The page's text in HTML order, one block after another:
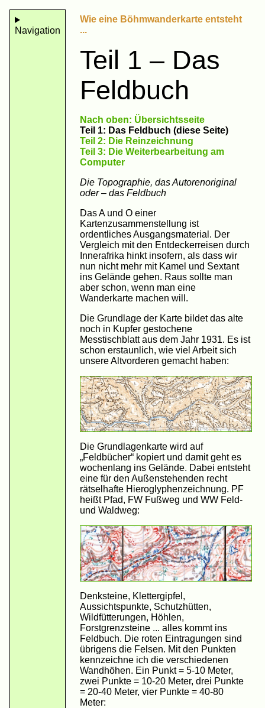
Navigation
Wie eine Böhmwanderkarte entsteht
...
Teil 1 – Das
Feldbuch
Nach oben: Übersichtsseite
Teil 1: Das Feldbuch (diese Seite)
Teil 2: Die Reinzeichnung
Teil 3: Die Weiterbearbeitung am
Computer
Die Topographie, das Autorenoriginal
oder – das Feldbuch
Das A und O einer
Kartenzusammenstellung ist
ordentliches Ausgangsmaterial. Der
Vergleich mit den Entdeckerreisen durch
Innerafrika hinkt insofern, als dass wir
nun nicht mehr mit Kamel und Sextant
ins Gelände gehen. Raus sollte man
aber schon, wenn man eine
Wanderkarte machen will.
Die Grundlage der Karte bildet das alte
noch in Kupfer gestochene
Messtischblatt aus dem Jahr 1931. Es ist
schon erstaunlich, wie viel Arbeit sich
unsere Altvorderen gemacht haben:
Die Grundlagenkarte wird auf
„Feldbücher“ kopiert und damit geht es
wochenlang ins Gelände. Dabei entsteht
eine für den Außenstehenden recht
rätselhafte Hieroglyphenzeichnung. PF
heißt Pfad, FW Fußweg und WW Feld-
und Waldweg:
Denksteine, Klettergipfel,
Aussichtspunkte, Schutzhütten,
Wildfütterungen, Höhlen,
Forstgrenzsteine ... alles kommt ins
Feldbuch. Die roten Eintragungen sind
übrigens die Felsen. Mit den Punkten
kennzeichne ich die verschiedenen
Wandhöhen. Ein Punkt = 5-10 Meter,
zwei Punkte = 10-20 Meter, drei Punkte
= 20-40 Meter, vier Punkte = 40-80
Meter: